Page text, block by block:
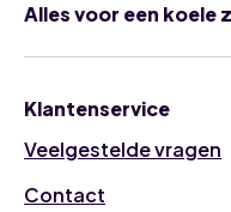
Alles voor een koele
Klantenservice
Veelgestelde vragen
Contact